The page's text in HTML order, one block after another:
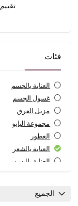
فئات
العناية بالجسم
غسول الجسم
مزيل العرق
مجموعة البايو
العطور
العناية بالشعر
العناية باليدين
غسول للمناطق
أطفال
العناية بالأطفال
الجميع